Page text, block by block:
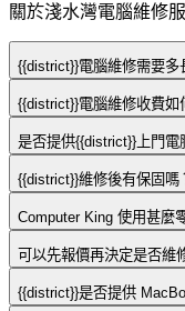
關於淺水灣電腦維修
{{district}}電腦維修需要多
{{district}}電腦維修收費如
是否提供{{district}}上門電
{{district}}維修後有保固嗎
Computer King 使用甚麼
可以先報價再決定是否維
{{district}}是否提供